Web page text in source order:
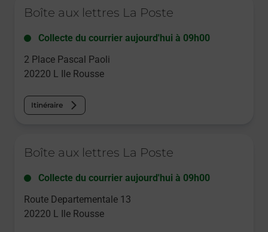
Boîte aux lettres La Poste
Collecte du courrier aujourd'hui à 09h00
2 Place Pascal Paoli
20220 L Ile Rousse
Itinéraire
Boîte aux lettres La Poste
Collecte du courrier aujourd'hui à 09h00
Route Departementale 13
20220 L Ile Rousse